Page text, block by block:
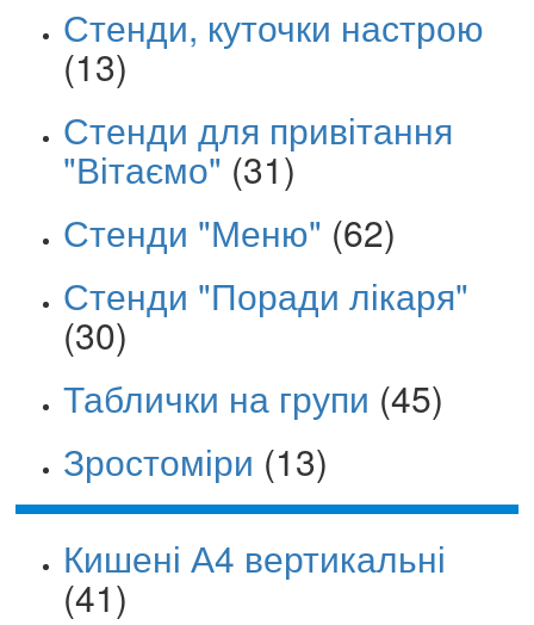
Стенди, куточки настрою
(13)
Стенди для привітання
"Вітаємо" (31)
Стенди "Меню" (62)
Стенди "Поради лікаря"
(30)
Таблички на групи (45)
Зростоміри (13)
Кишені А4 вертикальні
(41)